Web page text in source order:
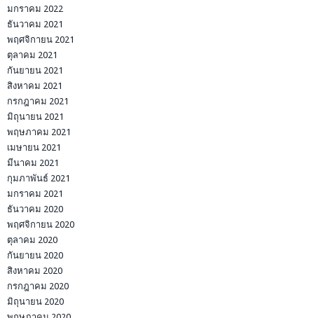
มกราคม 2022
ธันวาคม 2021
พฤศจิกายน 2021
ตุลาคม 2021
กันยายน 2021
สิงหาคม 2021
กรกฎาคม 2021
มิถุนายน 2021
พฤษภาคม 2021
เมษายน 2021
มีนาคม 2021
กุมภาพันธ์ 2021
มกราคม 2021
ธันวาคม 2020
พฤศจิกายน 2020
ตุลาคม 2020
กันยายน 2020
สิงหาคม 2020
กรกฎาคม 2020
มิถุนายน 2020